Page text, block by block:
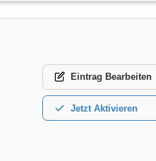
Eintrag Bearbeiten
Jetzt Aktivieren